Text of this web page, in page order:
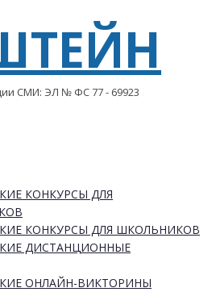
СМИ: ЭЛ № ФС 77 - 69923
КОНКУРСЫ ДЛЯ
КОНКУРСЫ ДЛЯ ШКОЛЬНИКОВ
ДИСТАНЦИОННЫЕ
ОНЛАЙН-ВИКТОРИНЫ